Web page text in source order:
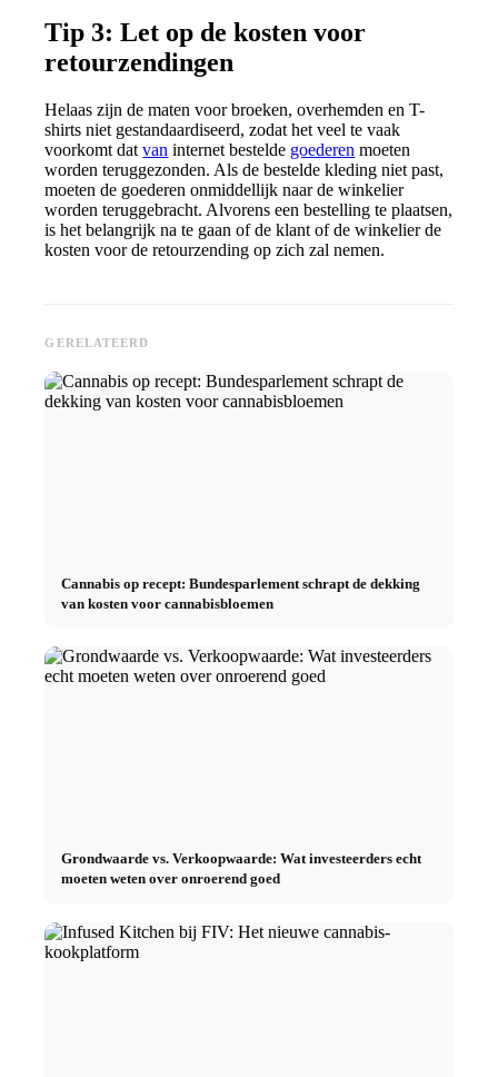
Tip 3: Let op de kosten voor
retourzendingen
Helaas zijn de maten voor broeken, overhemden en T-
shirts niet gestandaardiseerd, zodat het veel te vaak
voorkomt datvan internet bestelde goederen moeten
worden teruggezonden. Als de bestelde kleding niet past,
moeten de goederen onmiddellijk naar de winkelier
worden teruggebracht. Alvorens een bestelling te plaatsen,
is het belangrijk na te gaan of de klant of de winkelier de
kosten voor de retourzending op zich zal nemen.
GERELATEERD
Cannabis op recept: Bundesparlement schrapt de dekking
van kosten voor cannabisbloemen
Grondwaarde vs. Verkoopwaarde: Wat investeerders echt
moeten weten over onroerend goed